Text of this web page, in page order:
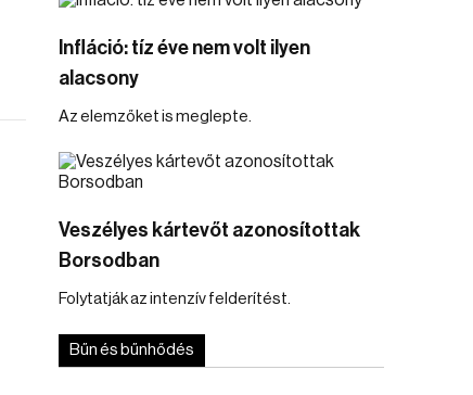
Infláció: tíz éve nem volt ilyen
alacsony
Az elemzőket is meglepte.
Veszélyes kártevőt azonosítottak
Borsodban
Folytatják az intenzív felderítést.
Bűn és bűnhődés